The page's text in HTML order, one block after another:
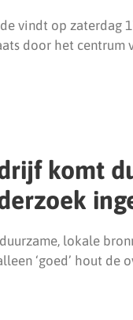
vindt op zaterdag
door het centrum
komt
lokale
‘goed’ hout de